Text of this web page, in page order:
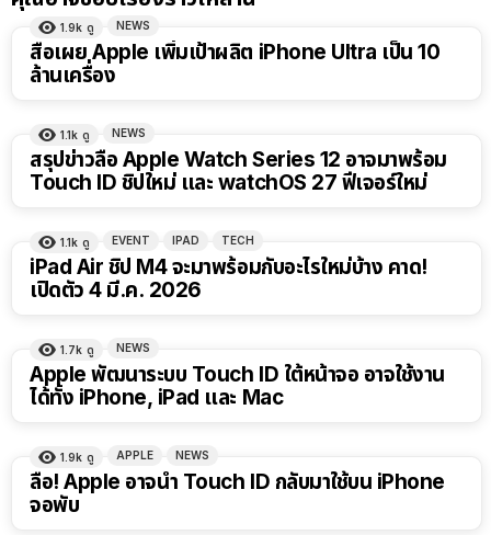
1.9k ดู NEWS
สื่อเผย Apple เพิ่มเป้าผลิต iPhone Ultra เป็น 10
ล้านเครื่อง
1.1k ดู NEWS
สรุปข่าวลือ Apple Watch Series 12 อาจมาพร้อม
Touch ID ชิปใหม่ และ watchOS 27 ฟีเจอร์ใหม่
1.1k ดู EVENT IPAD TECH
iPad Air ชิป M4 จะมาพร้อมกับอะไรใหม่บ้าง คาด!
เปิดตัว 4 มี.ค. 2026
1.7k ดู NEWS
Apple พัฒนาระบบ Touch ID ใต้หน้าจอ อาจใช้งาน
ได้ทั้ง iPhone, iPad และ Mac
1.9k ดู APPLE NEWS
ลือ! Apple อาจนำ Touch ID กลับมาใช้บน iPhone
จอพับ